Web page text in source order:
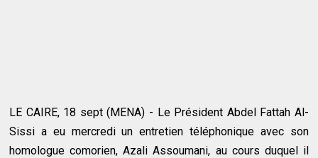
LE CAIRE, 18 sept (MENA) - Le Président Abdel Fattah Al-
Sissi a eu mercredi un entretien téléphonique avec son
homologue comorien, Azali Assoumani, au cours duquel il